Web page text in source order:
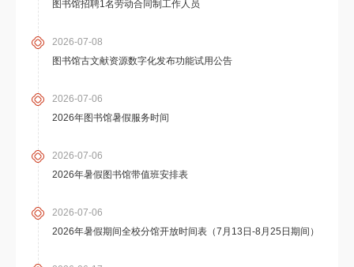
图书馆招聘1名劳动合同制工作人员
2026-07-08
图书馆古文献资源数字化发布功能试用公告
2026-07-06
2026年图书馆暑假服务时间
2026-07-06
2026年暑假图书馆带值班安排表
2026-07-06
2026年暑假期间全校分馆开放时间表（7月13日-8月25日期间）